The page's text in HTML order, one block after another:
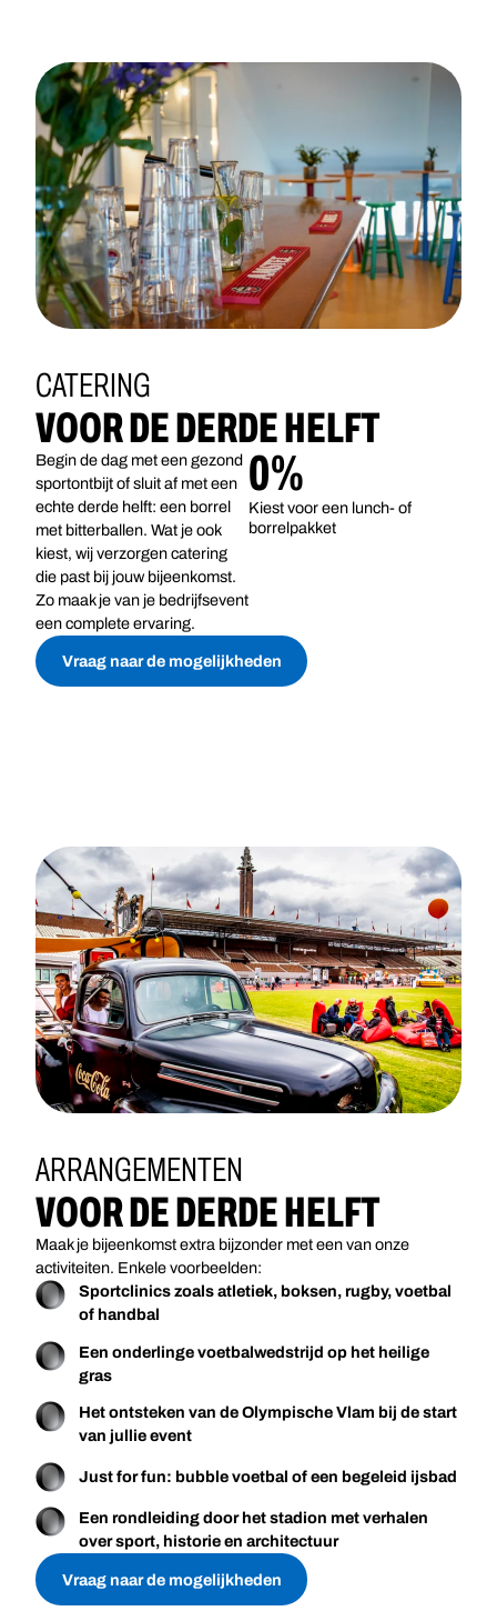
CATERING
VOOR DE DERDE HELFT
Begin de dag met een gezond
sportontbijt of sluit af met een
echte derde helft: een borrel
met bitterballen. Wat je ook
kiest, wij verzorgen catering
die past bij jouw bijeenkomst.
Zo maak je van je bedrijfsevent
een complete ervaring.
Kiest voor een lunch- of
borrelpakket
0%
Vraag naar de mogelijkheden
ARRANGEMENTEN
VOOR DE DERDE HELFT
Maak je bijeenkomst extra bijzonder met een van onze
activiteiten. Enkele voorbeelden:
Sportclinics zoals atletiek, boksen, rugby, voetbal
of handbal
Een onderlinge voetbalwedstrijd op het heilige
gras
Het ontsteken van de Olympische Vlam bij de start
van jullie event
Just for fun: bubble voetbal of een begeleid ijsbad
Een rondleiding door het stadion met verhalen
over sport, historie en architectuur
Vraag naar de mogelijkheden